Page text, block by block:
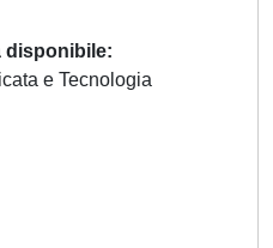
disponibile
e Tecnologia